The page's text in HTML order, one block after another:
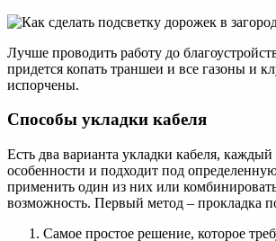
Лучше проводить работу до
придется копать траншеи и все газоны и
испорчены.
Способы укладки кабеля
Есть два варианта укладки кабеля,
особенности и подходит под
применить один из них или
возможность. Первый метод – прокладка
Самое простое решение, которое